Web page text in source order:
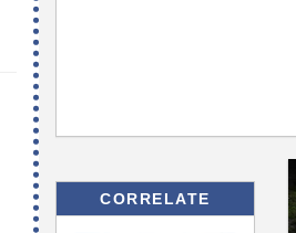
CORRELATE